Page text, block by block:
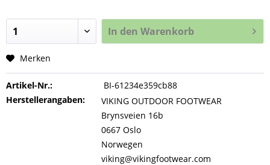
In den Warenkorb
Merken
Artikel-Nr.:
BI-61234e359cb88
Herstellerangaben:
VIKING OUTDOOR FOOTWEAR
Brynsveien 16b
0667 Oslo
Norwegen
viking@vikingfootwear.com